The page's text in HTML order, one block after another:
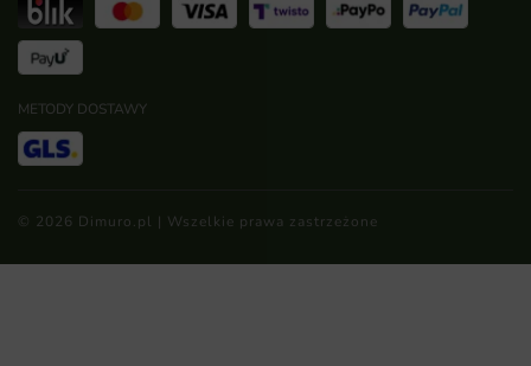
METODY DOSTAWY
© 2026 Dimuro.pl | Wszelkie prawa zastrzeżone